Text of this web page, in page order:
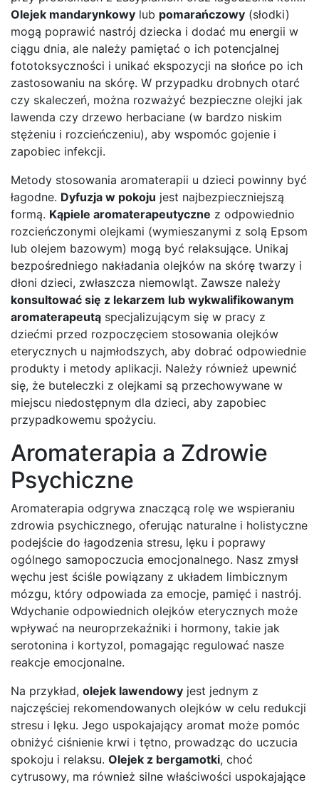
Olejek mandarynkowy lub pomarańczowy (słodki)
mogą poprawić nastrój dziecka i dodać mu energii w
ciągu dnia, ale należy pamiętać o ich potencjalnej
fototoksyczności i unikać ekspozycji na słońce po ich
zastosowaniu na skórę. W przypadku drobnych otarć
czy skaleczeń, można rozważyć bezpieczne olejki jak
lawenda czy drzewo herbaciane (w bardzo niskim
stężeniu i rozcieńczeniu), aby wspomóc gojenie i
zapobiec infekcji.
Metody stosowania aromaterapii u dzieci powinny być
łagodne. Dyfuzja w pokoju jest najbezpieczniejszą
formą. Kąpiele aromaterapeutyczne z odpowiednio
rozcieńczonymi olejkami (wymieszanymi z solą Epsom
lub olejem bazowym) mogą być relaksujące. Unikaj
bezpośredniego nakładania olejków na skórę twarzy i
dłoni dzieci, zwłaszcza niemowląt. Zawsze należy
konsultować się z lekarzem lub wykwalifikowanym
aromaterapeutą specjalizującym się w pracy z
dziećmi przed rozpoczęciem stosowania olejków
eterycznych u najmłodszych, aby dobrać odpowiednie
produkty i metody aplikacji. Należy również upewnić
się, że buteleczki z olejkami są przechowywane w
miejscu niedostępnym dla dzieci, aby zapobiec
przypadkowemu spożyciu.
Aromaterapia a Zdrowie
Psychiczne
Aromaterapia odgrywa znaczącą rolę we wspieraniu
zdrowia psychicznego, oferując naturalne i holistyczne
podejście do łagodzenia stresu, lęku i poprawy
ogólnego samopoczucia emocjonalnego. Nasz zmysł
węchu jest ściśle powiązany z układem limbicznym
mózgu, który odpowiada za emocje, pamięć i nastrój.
Wdychanie odpowiednich olejków eterycznych może
wpływać na neuroprzekaźniki i hormony, takie jak
serotonina i kortyzol, pomagając regulować nasze
reakcje emocjonalne.
Na przykład, olejek lawendowy jest jednym z
najczęściej rekomendowanych olejków w celu redukcji
stresu i lęku. Jego uspokajający aromat może pomóc
obniżyć ciśnienie krwi i tętno, prowadząc do uczucia
spokoju i relaksu. Olejek z bergamotki, choć
cytrusowy, ma również silne właściwości uspokajające